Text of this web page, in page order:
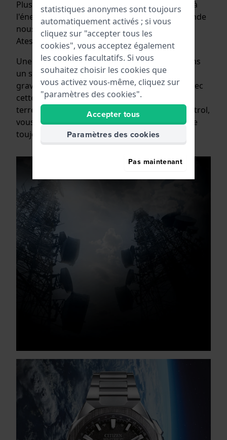
Plus de 50 ans de Super Titanium ™ combinés à
l'énergie solaire Eco-Drive et à la radiocommande
nous amènent à la série spéciale de montres
Atessa.
Une montre confortable, durable et légère dans
un style sportif classique, avec un beau cadran
gravé avec les méridiens du globe. Parce qu'avec
cette montre, vous êtes à l'heure partout sur
terre. Grâce à la technologie Citizen Radio Control,
vous pouvez être sûr que votre montre indique
toujours l'heure et la date correctes.
statistiques anonymes sont toujours
automatiquement activés ; si vous
cliquez sur "accepter tous les
cookies", vous acceptez également
les cookies facultatifs. Si vous
souhaitez choisir les cookies que
vous activez vous-même, cliquez sur
"paramètres des cookies".
Accepter tous
Paramètres des cookies
Pas maintenant